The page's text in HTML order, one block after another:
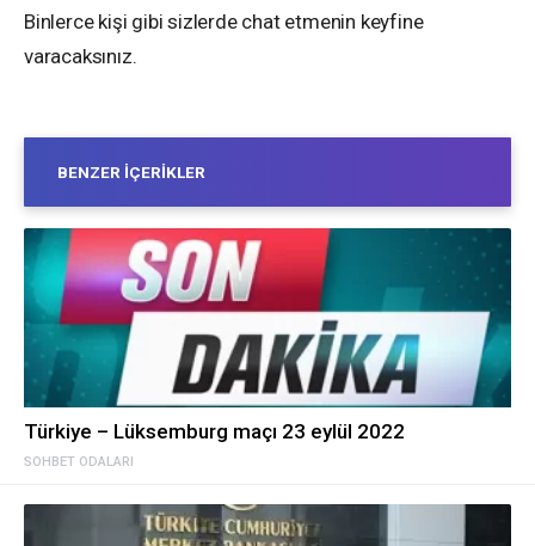
Binlerce kişi gibi sizlerde chat etmenin keyfine
varacaksınız.
BENZER İÇERIKLER
SOHBET ODALARI
Türkiye – Lüksemburg maçı 23 eylül 2022